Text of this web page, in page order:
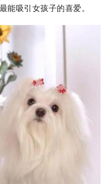
能吸引女孩子的喜爱。